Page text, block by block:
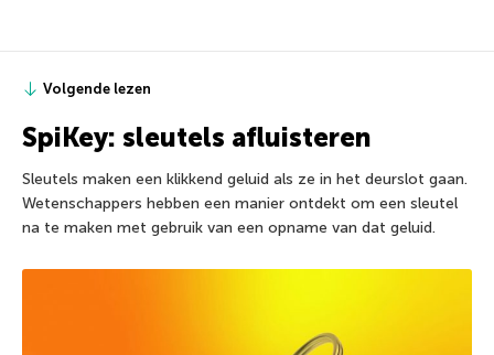
Volgende lezen
SpiKey: sleutels afluisteren
Sleutels maken een klikkend geluid als ze in het deurslot gaan.
Wetenschappers hebben een manier ontdekt om een sleutel
na te maken met gebruik van een opname van dat geluid.